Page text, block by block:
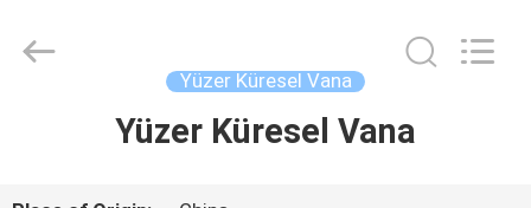
valve
Yüzer Küresel Vana
Yüzer Küresel Vana